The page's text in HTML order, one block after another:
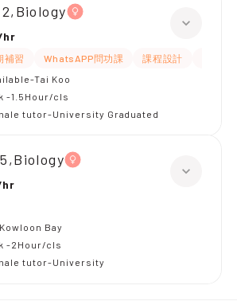
hr
補習 WhatsAPP問功課 課程設計
Tai Koo
-1.5Hour/cls
tutor-University Graduated
hr
Bay
-2Hour/cls
tutor-University